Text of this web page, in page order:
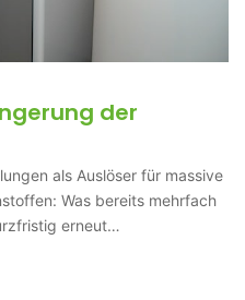
der
als Auslöser für massive
Was bereits mehrfach
erneut…